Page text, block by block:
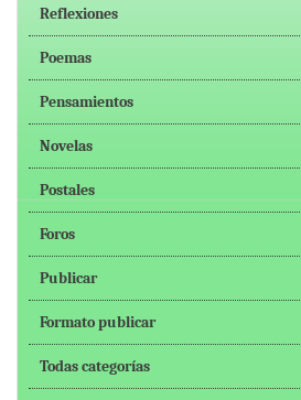
Reflexiones
Poemas
Pensamientos
Novelas
Postales
Foros
Publicar
Formato publicar
Todas categorías